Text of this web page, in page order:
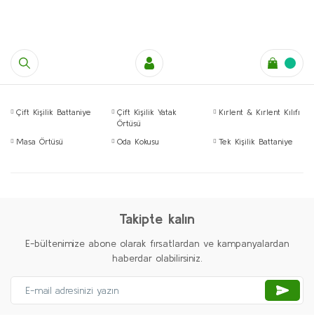
Çift Kişilik Battaniye
Çift Kişilik Yatak
Örtüsü
Kırlent & Kırlent Kılıfı
Masa Örtüsü Oda Kokusu Tek Kişilik Battaniye
Takipte kalın
E-bültenimize abone olarak fırsatlardan ve kampanyalardan
haberdar olabilirsiniz.